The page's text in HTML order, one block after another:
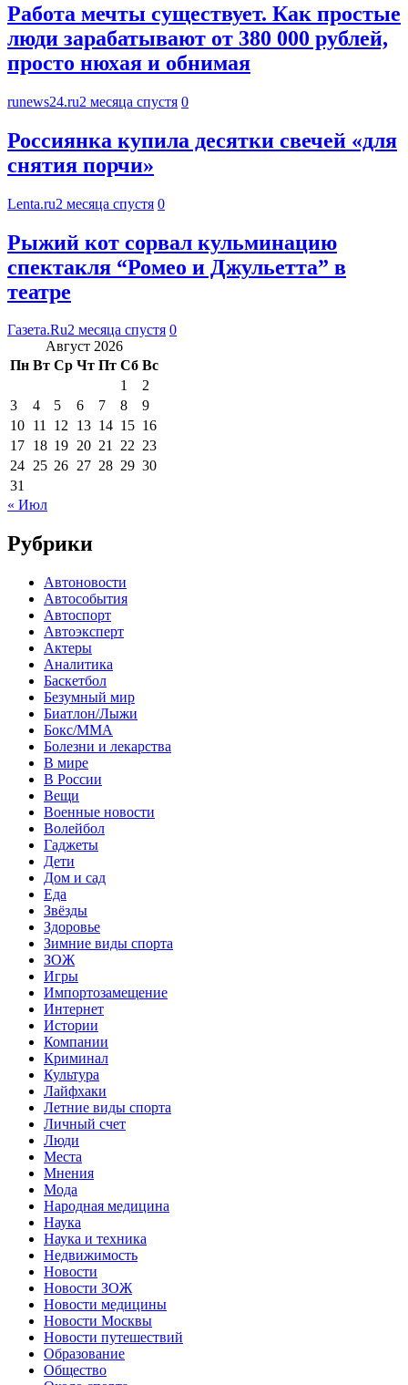
Работа мечты существует. Как простые
люди зарабатывают от 380 000 рублей,
просто нюхая и обнимая
runews24.ru2 месяца спустя 0
Россиянка купила десятки свечей «для
снятия порчи»
Lenta.ru2 месяца спустя 0
Рыжий кот сорвал кульминацию
спектакля “Ромео и Джульетта” в
театре
Газета.Ru2 месяца спустя 0
Август 2026
Пн Вт Ср Чт Пт Сб Вс
1
2
3
4 5 6 7 8
9
10 11 12 13 14 15 16
17 18 19 20 21 22 23
24 25 26 27 28 29 30
31
« Июл
Рубрики
Автоновости
Автособытия
Автоспорт
Автоэксперт
Актеры
Аналитика
Баскетбол
Безумный мир
Биатлон/Лыжи
Бокс/MMA
Болезни и лекарства
В мире
В России
Вещи
Военные новости
Волейбол
Гаджеты
Дети
Дом и сад
Еда
Звёзды
Здоровье
Зимние виды спорта
ЗОЖ
Игры
Импортозамещение
Интернет
Истории
Компании
Криминал
Культура
Лайфхаки
Летние виды спорта
Личный счет
Люди
Места
Мнения
Мода
Народная медицина
Наука
Наука и техника
Недвижимость
Новости
Новости ЗОЖ
Новости медицины
Новости Москвы
Новости путешествий
Образование
Общество